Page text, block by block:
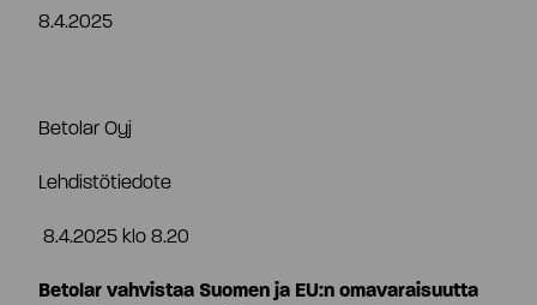
Tiivistelmä
8.4.2025
Betolar Oyj
Lehdistötiedote
8.4.2025 klo 8.20
Betolar vahvistaa Suomen ja EU:n omavaraisuutta